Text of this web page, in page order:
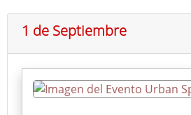
1 de Septiembre